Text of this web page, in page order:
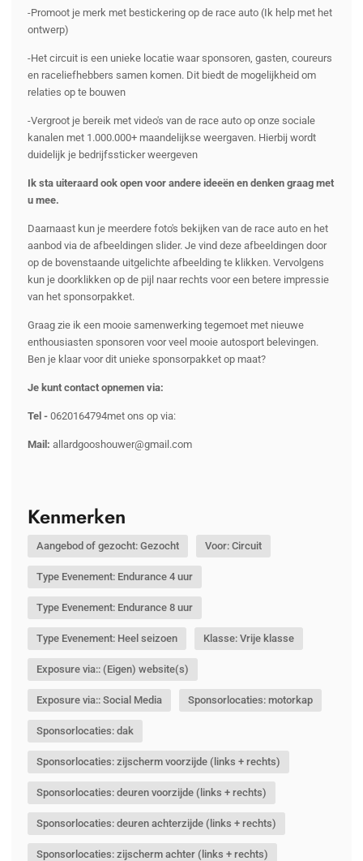
-Promoot je merk met bestickering op de race auto (Ik help met het
ontwerp)
-Het circuit is een unieke locatie waar sponsoren, gasten, coureurs
en raceliefhebbers samen komen. Dit biedt de mogelijkheid om
relaties op te bouwen
-Vergroot je bereik met video's van de race auto op onze sociale
kanalen met 1.000.000+ maandelijkse weergaven. Hierbij wordt
duidelijk je bedrijfssticker weergeven
Ik sta uiteraard ook open voor andere ideeën en denken graag met
u mee.
Daarnaast kun je meerdere foto's bekijken van de race auto en het
aanbod via de afbeeldingen slider. Je vind deze afbeeldingen door
op de bovenstaande uitgelichte afbeelding te klikken. Vervolgens
kun je doorklikken op de pijl naar rechts voor een betere impressie
van het sponsorpakket.
Graag zie ik een mooie samenwerking tegemoet met nieuwe
enthousiasten sponsoren voor veel mooie autosport belevingen.
Ben je klaar voor dit unieke sponsorpakket op maat?
Je kunt contact opnemen via:
Tel - 0620164794met ons op via:
Mail: allardgooshouwer@gmail.com
Kenmerken
Aangebod of gezocht: Gezocht Voor: Circuit
Type Evenement: Endurance 4 uur
Type Evenement: Endurance 8 uur
Type Evenement: Heel seizoen Klasse: Vrije klasse
Exposure via:: (Eigen) website(s)
Exposure via:: Social Media Sponsorlocaties: motorkap
Sponsorlocaties: dak
Sponsorlocaties: zijscherm voorzijde (links + rechts)
Sponsorlocaties: deuren voorzijde (links + rechts)
Sponsorlocaties: deuren achterzijde (links + rechts)
Sponsorlocaties: zijscherm achter (links + rechts)